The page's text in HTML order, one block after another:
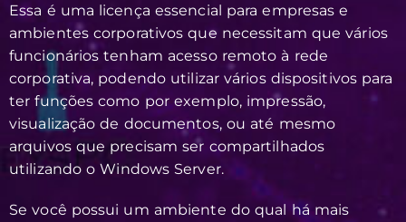
Essa é uma licença essencial para empresas e
ambientes corporativos que necessitam que vários
funcionários tenham acesso remoto à rede
corporativa, podendo utilizar vários dispositivos para
ter funções como por exemplo, impressão,
visualização de documentos, ou até mesmo
arquivos que precisam ser compartilhados
utilizando o Windows Server.
Se você possui um ambiente do qual há mais